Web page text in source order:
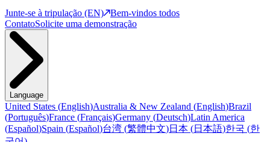
Junte-se à tripulação (EN)
Bem-vindos todos
ContatoSolicite uma demonstração
Language
United States (English)Australia & New Zealand (English)Brazil
(Português)France (Français)Germany (Deutsch)Latin America
(Español)Spain (Español)台湾 (繁體中文)日本 (日本語)한국 (한